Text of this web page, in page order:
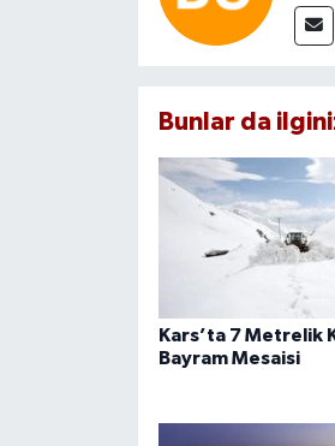
Bunlar da
Kars’ta 7 Metrelik
Bayram Mesaisi